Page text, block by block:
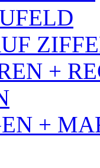
+
+